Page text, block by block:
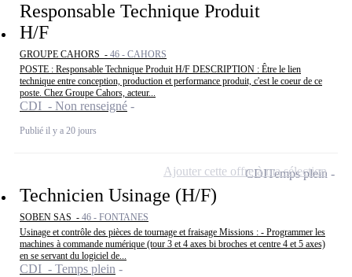
Responsable Technique Produit
H/F
GROUPE CAHORS - 46 - CAHORS
POSTE : Responsable Technique Produit H/F DESCRIPTION : Être le lien
technique entre conception, production et performance produit, c'est le coeur de ce
poste. Chez Groupe Cahors, acteur...
CDI - Non renseigné
Publié il y a 20 jours
Technicien Usinage (H/F)
SOBEN SAS - 46 - FONTANES
Usinage et contrôle des pièces de tournage et fraisage Missions : - Programmer les
machines à commande numérique (tour 3 et 4 axes bi broches et centre 4 et 5 axes)
en se servant du logiciel de...
CDI - Temps plein
CDITemps plein
Ajouter cette offre à ma sélection